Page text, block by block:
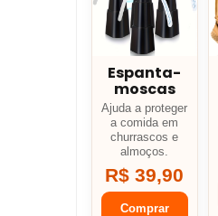
Espanta-
moscas
Ajuda a proteger
a comida em
churrascos e
almoços.
R$ 39,90
Comprar